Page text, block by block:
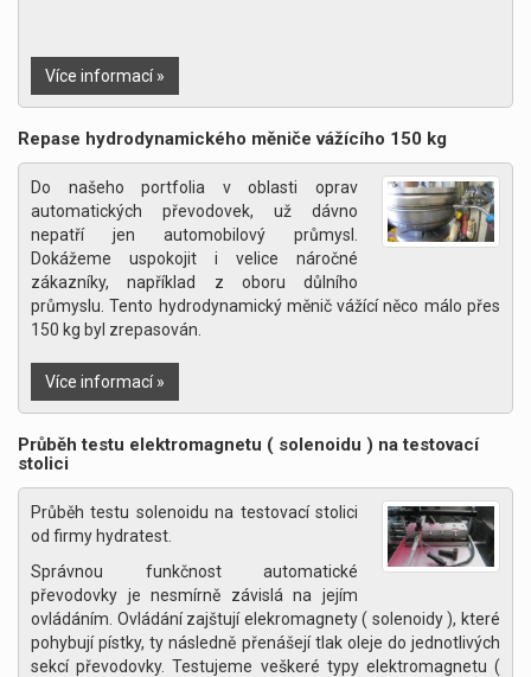
Více informací »
Repase hydrodynamického měniče vážícího 150 kg
Do našeho portfolia v oblasti oprav
automatických převodovek, už dávno
nepatří jen automobilový průmysl.
Dokážeme uspokojit i velice náročné
zákazníky, například z oboru důlního
průmyslu. Tento hydrodynamický měnič vážící něco málo přes
150 kg byl zrepasován.
Více informací »
Průběh testu elektromagnetu ( solenoidu ) na testovací
stolici
Průběh testu solenoidu na testovací stolici
od firmy hydratest.
Správnou funkčnost automatické
převodovky je nesmírně závislá na jejím
ovládáním. Ovládání zajštují elekromagnety ( solenoidy ), které
pohybují pístky, ty následně přenášejí tlak oleje do jednotlivých
sekcí převodovky. Testujeme veškeré typy elektromagnetu (